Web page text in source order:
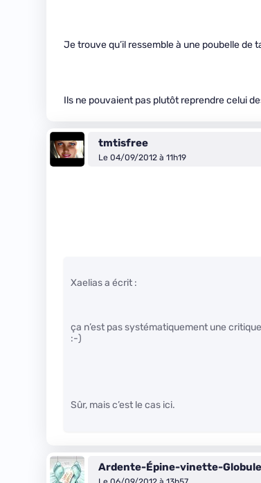
Je trouve qu’il ressemble à une poubelle de
Ils ne pouvaient pas plutôt reprendre celui
tmtisfree
Le 04/09/2012 à 11h19
Xaelias a écrit :
ça n’est pas systématiquement une
:-)
Sûr, mais c’est le cas ici.
Ardente-Épine-vinette-